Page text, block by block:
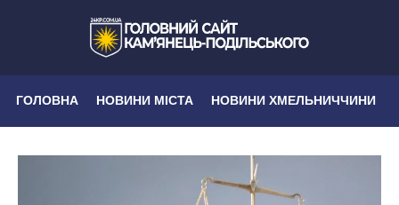
ГОЛОВНА НОВИНИ МІСТА НОВИНИ ХМЕЛЬНИЧЧИНИ